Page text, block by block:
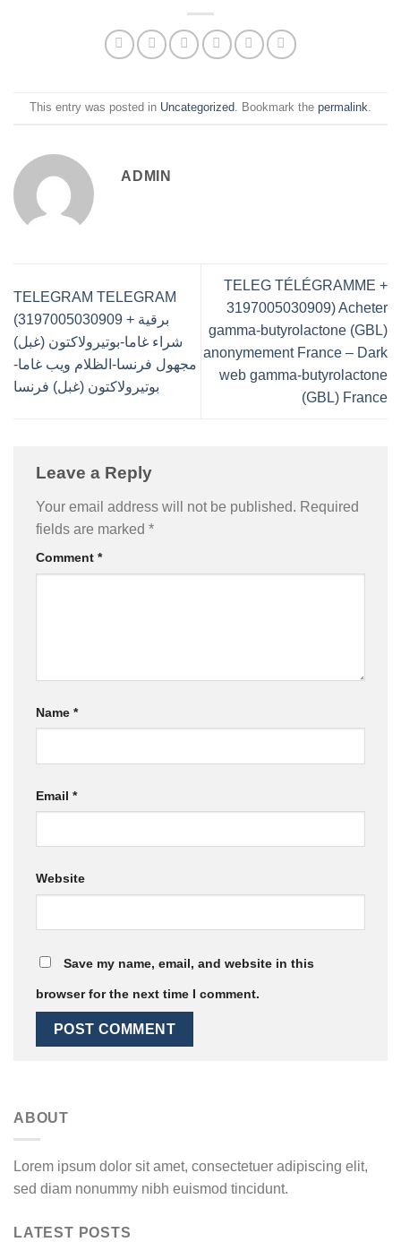
This entry was posted in Uncategorized. Bookmark the permalink.
ADMIN
TELEGRAM TELEGRAM
برقية + 3197005030909)
شراء غاما-بوتيرولاكتون (غبل)
مجهول فرنسا-الظلام ويب غاما-
بوتيرولاكتون (غبل) فرنسا
TELEG TÉLÉGRAMME +
3197005030909) Acheter
gamma-butyrolactone (GBL)
anonymement France – Dark
web gamma-butyrolactone
(GBL) France
Leave a Reply
Your email address will not be published. Required
fields are marked *
Comment *
Name *
Email *
Website
Save my name, email, and website in this
browser for the next time I comment.
ABOUT
Lorem ipsum dolor sit amet, consectetuer adipiscing elit,
sed diam nonummy nibh euismod tincidunt.
LATEST POSTS